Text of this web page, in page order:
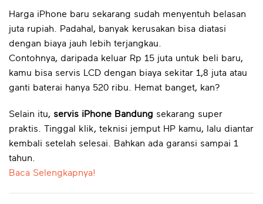
Harga iPhone baru sekarang sudah menyentuh belasan
juta rupiah. Padahal, banyak kerusakan bisa diatasi
dengan biaya jauh lebih terjangkau.
Contohnya, daripada keluar Rp 15 juta untuk beli baru,
kamu bisa servis LCD dengan biaya sekitar 1,8 juta atau
ganti baterai hanya 520 ribu. Hemat banget, kan?
Selain itu, servis iPhone Bandung sekarang super
praktis. Tinggal klik, teknisi jemput HP kamu, lalu diantar
kembali setelah selesai. Bahkan ada garansi sampai 1
tahun.
Baca Selengkapnya!